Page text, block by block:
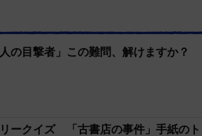
の目撃者」この難問、解けますか？
ークイズ 「古書店の事件」手紙の